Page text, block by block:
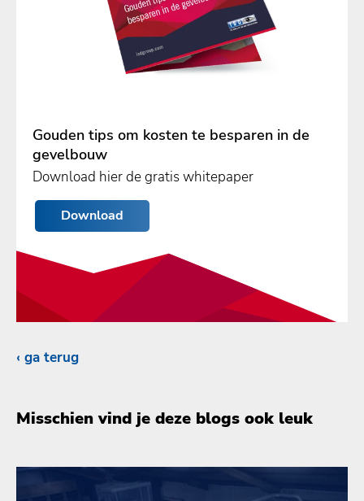
Gouden tips om kosten te besparen in de
gevelbouw
Download hier de gratis whitepaper
Download
ga terug
Misschien vind je deze blogs ook leuk